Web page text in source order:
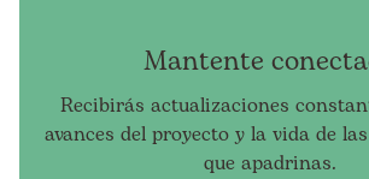
Mantente
Recibirás actualizaciones
avances del proyecto y la vida de
que apadrinas.